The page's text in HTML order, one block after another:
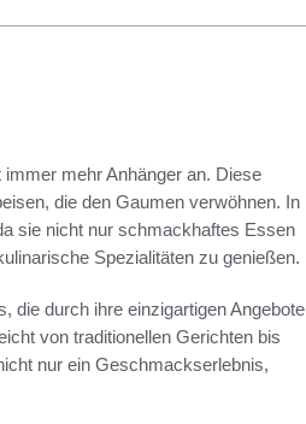
mehr Anhänger an. Diese
die den Gaumen verwöhnen. In
sie nicht nur schmackhaftes Essen
Spezialitäten zu genießen.
die durch ihre einzigartigen Angebote
von traditionellen Gerichten bis
nur ein Geschmackserlebnis,